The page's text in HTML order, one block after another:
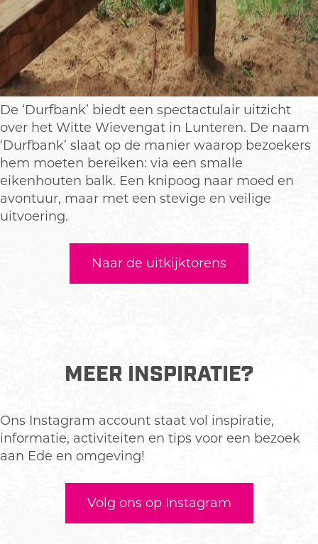
De ‘Durfbank’ biedt een spectactulair uitzicht
over het Witte Wievengat in Lunteren. De naam
‘Durfbank’ slaat op de manier waarop bezoekers
hem moeten bereiken: via een smalle
eikenhouten balk. Een knipoog naar moed en
avontuur, maar met een stevige en veilige
uitvoering.
Naar de uitkijktorens
MEER INSPIRATIE?
Ons Instagram account staat vol inspiratie,
informatie, activiteiten en tips voor een bezoek
aan Ede en omgeving!
Volg ons op Instagram